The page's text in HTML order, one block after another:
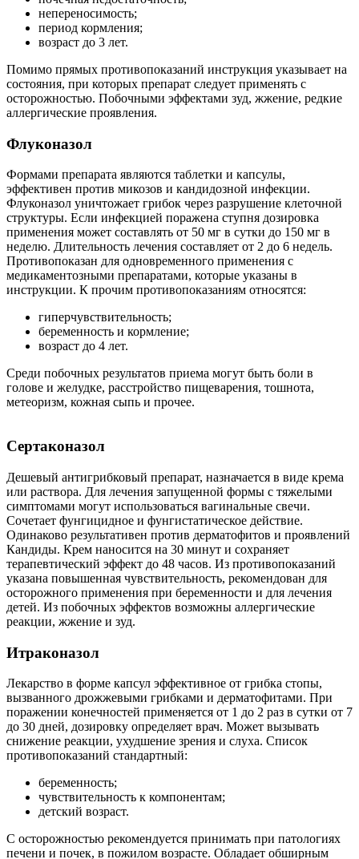
непереносимость;
период кормления;
возраст до 3 лет.
Помимо прямых противопоказаний инструкция указывает на
состояния, при которых препарат следует применять с
осторожностью. Побочными эффектами зуд, жжение, редкие
аллергические проявления.
Флуконазол
Формами препарата являются таблетки и капсулы,
эффективен против микозов и кандидозной инфекции.
Флуконазол уничтожает грибок через разрушение клеточной
структуры. Если инфекцией поражена ступня дозировка
применения может составлять от 50 мг в сутки до 150 мг в
неделю. Длительность лечения составляет от 2 до 6 недель.
Противопоказан для одновременного применения с
медикаментозными препаратами, которые указаны в
инструкции. К прочим противопоказаниям относятся:
гиперчувствительность;
беременность и кормление;
возраст до 4 лет.
Среди побочных результатов приема могут быть боли в
голове и желудке, расстройство пищеварения, тошнота,
метеоризм, кожная сыпь и прочее.
Сертаконазол
Дешевый антигрибковый препарат, назначается в виде крема
или раствора. Для лечения запущенной формы с тяжелыми
симптомами могут использоваться вагинальные свечи.
Сочетает фунгицидное и фунгистатическое действие.
Одинаково результативен против дерматофитов и проявлений
Кандиды. Крем наносится на 30 минут и сохраняет
терапевтический эффект до 48 часов. Из противопоказаний
указана повышенная чувствительность, рекомендован для
осторожного применения при беременности и для лечения
детей. Из побочных эффектов возможны аллергические
реакции, жжение и зуд.
Итраконазол
Лекарство в форме капсул эффективное от грибка стопы,
вызванного дрожжевыми грибками и дерматофитами. При
поражении конечностей применяется от 1 до 2 раз в сутки от 7
до 30 дней, дозировку определяет врач. Может вызывать
снижение реакции, ухудшение зрения и слуха. Список
противопоказаний стандартный:
беременность;
чувствительность к компонентам;
детский возраст.
С осторожностью рекомендуется принимать при патологиях
печени и почек, в пожилом возрасте. Обладает обширным